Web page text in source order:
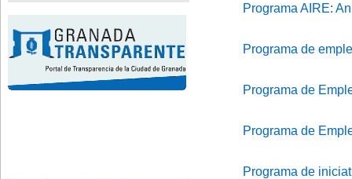
Programa AIRE:
Programa de
Programa de
Programa de
Programa de